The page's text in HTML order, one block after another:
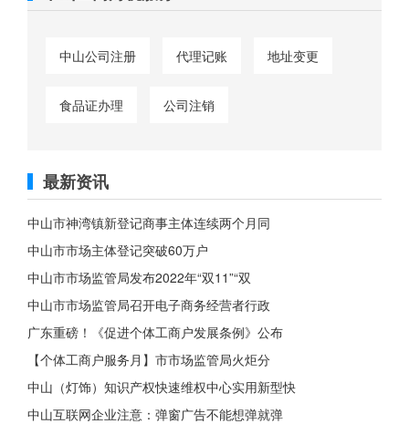
中山公司注册 代理记账 地址变更
食品证办理 公司注销
最新资讯
中山市神湾镇新登记商事主体连续两个月同
中山市市场主体登记突破60万户
中山市市场监管局发布2022年“双11”“双
中山市市场监管局召开电子商务经营者行政
广东重磅！《促进个体工商户发展条例》公布
【个体工商户服务月】市市场监管局火炬分
中山（灯饰）知识产权快速维权中心实用新型快
中山互联网企业注意：弹窗广告不能想弹就弹